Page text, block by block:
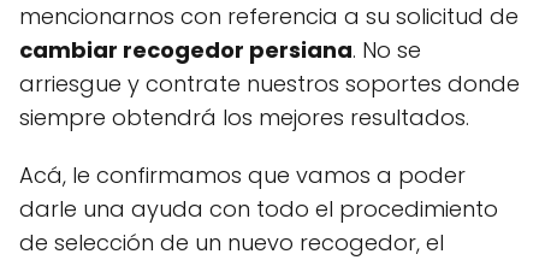
mencionarnos con referencia a su solicitud de
cambiar recogedor persiana. No se
arriesgue y contrate nuestros soportes donde
siempre obtendrá los mejores resultados.
Acá, le confirmamos que vamos a poder
darle una ayuda con todo el procedimiento
de selección de un nuevo recogedor, el